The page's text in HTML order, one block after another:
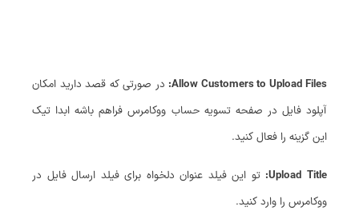
Allow Customers to Upload Files: در صورتی که قصد دارید امکان
آپلود فایل در صفحه تسویه حساب ووکامرس فراهم باشه ابدا تیک
این گزینه را فعال کنید.
Upload Title: تو این فیلد عنوان دلخواه برای فیلد ارسال فایل در
ووکامرس را وارد کنید.